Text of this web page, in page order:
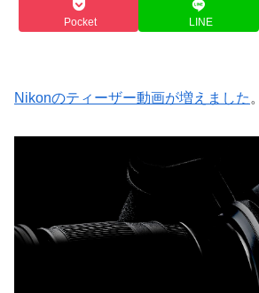
Pocket LINE
Nikonのティーザー動画が増えました 。